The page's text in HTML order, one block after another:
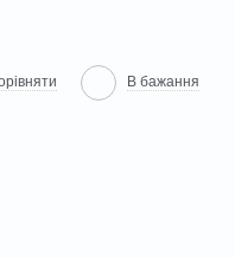
В бажання